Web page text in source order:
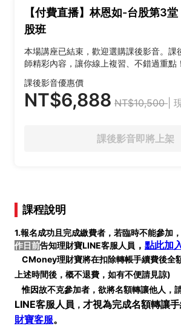
【付費直播】林恩如-台股第3
股班
本場講座已結束，歡迎選購課後影音。課
師精彩內容，讓你線上複習、不錯過重點！
課後影音優惠價
NT$6,888 NT$10,500 |
課後影音即將上架
課程說明
1.報名成功且完成繳費者，若臨時不能參加
作日前告知理財寶LINE客服人員 ， 點此加
CMoney理財寶將在扣除轉帳手續費後全
上述時間後，概不退費，如有不便請見諒)
惟因故不克參加者，欲將名額轉讓他人，
LINE客服人員 ， 才視為完成名額轉讓
財寶客服。